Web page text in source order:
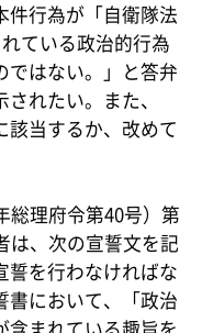
行為が「自衛隊法
ている政治的行為
ではない。」と答弁
れたい。また、
該当するか、改めて
理府令第40号）第
は、次の宣誓文を記
誓を行わなければな
書において、「政治